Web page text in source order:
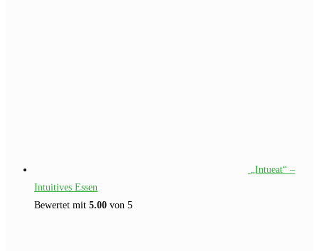
„Intueat“ –
Intuitives Essen
Bewertet mit 5.00 von 5